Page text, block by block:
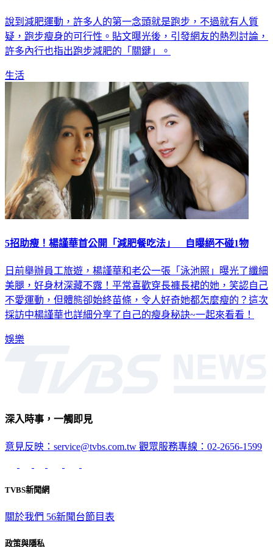
說到減肥運動，許多人的第一念頭就是跑步，不過就有人質
疑，跑步瘦身的可行性。貼文曝光後，引發網友的熱烈討論，
許多內行也指出跑步減肥的「關鍵」。
生活
5招助瘦！楊謹華首公開「減肥餐吃法」 自曝絕不碰1物
日前舉辦員工旅遊，楊謹華和老公一張「泳池照」曝光了纖細
美腿，好身材深藏不露！平常喜歡穿長褲長裙的她，笑認自己
不愛運動，但體態卻始終苗條，令人好奇她都怎麼瘦的？這次
採訪中楊謹華也詳細分享了自己的瘦身秘訣~一起來看看！
娛樂
深入時事，一觸即見
意見反映：service@tvbs.com.tw 觀眾服務專線：02-2656-1599
TVBS新聞網
關於我們 56新聞台節目表
政策與隱私